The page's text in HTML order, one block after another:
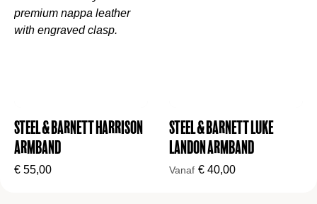
Steel & Barnett Harrison
armband
€ 55,00
Steel & Barnett Luke
Landon Armband
Vanaf € 40,00